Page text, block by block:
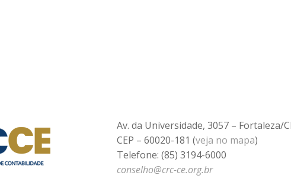
Av. da Universidade, 3057 – Fortaleza/
CEP – 60020-181 (veja no mapa)
Telefone: (85) 3194-6000
conselho@crc-ce.org.br